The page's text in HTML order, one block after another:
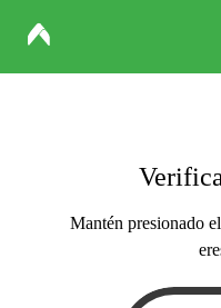
Mantén presionado